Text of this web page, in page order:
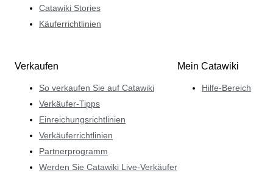
Catawiki Stories
Käuferrichtlinien
Verkaufen
So verkaufen Sie auf Catawiki
Verkäufer-Tipps
Einreichungsrichtlinien
Verkäuferrichtlinien
Partnerprogramm
Werden Sie Catawiki Live-Verkäufer
Mein Catawiki
Hilfe-Bereich